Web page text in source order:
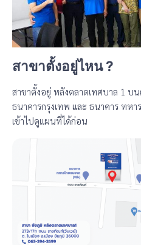
สาขาตั้งอยู่ไหน ?
สาขาตั้งอยู่ หลังตลาดเทศบาล 1 บ
ธนาคารกรุงเทพ และ ธนาคาร ทหา
เข้าไปดูแผนที่ได้ก่อน